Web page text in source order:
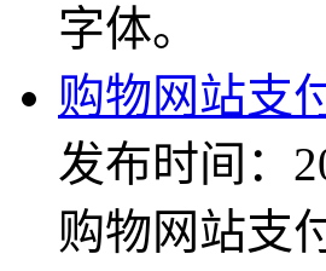
字体。
购物网站支
发布时间：
购物网站支